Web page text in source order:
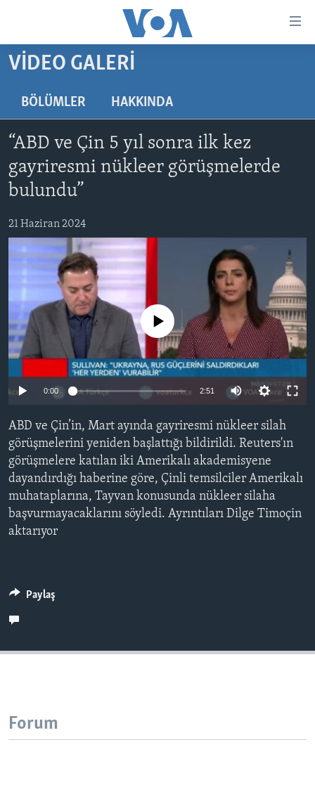
içeriğe
geç
navigasyona
geç
Aramaya
TÜRKİYE
ORTADOĞU
AVRUPA
SAĞLIK
BİLİM VE TEKNOLOJİ
EKONOMİ
ÇEVRE
HAYATTAN
SANAT
PROGRAMLAR
YAPAY ZEKA
YORUMLAR
İNGİLİZCE DERSLERİ
MULTİMEDYA
VİDEO GALERİ
FOTO GALERİ
LEARNING ENGLISH
BIZI TAKIP EDIN
Diller
VIDEO GALERI
BÖLÜMLER HAKKINDA
“ABD ve Çin 5 yıl sonra ilk kez
gayriresmi nükleer görüşmelerde
bulundu”
21 Haziran 2024
No media source currently available
0:00 2:51
ABD ve Çin’in, Mart ayında gayriresmi nükleer silah
görüşmelerini yeniden başlattığı bildirildi. Reuters'ın
görüşmelere katılan iki Amerikalı akademisyene
dayandırdığı haberine göre, Çinli temsilciler Amerikalı
muhataplarına, Tayvan konusunda nükleer silaha
başvurmayacaklarını söyledi. Ayrıntıları Dilge Timoçin
aktarıyor
Paylaş
Forum